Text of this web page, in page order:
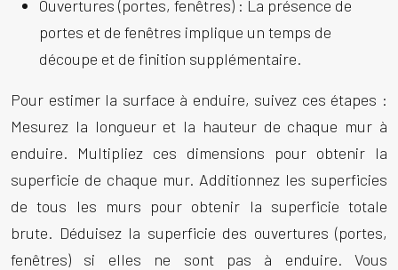
Ouvertures (portes, fenêtres) : La présence de
portes et de fenêtres implique un temps de
découpe et de finition supplémentaire.
Pour estimer la surface à enduire, suivez ces étapes :
Mesurez la longueur et la hauteur de chaque mur à
enduire. Multipliez ces dimensions pour obtenir la
superficie de chaque mur. Additionnez les superficies
de tous les murs pour obtenir la superficie totale
brute. Déduisez la superficie des ouvertures (portes,
fenêtres) si elles ne sont pas à enduire. Vous